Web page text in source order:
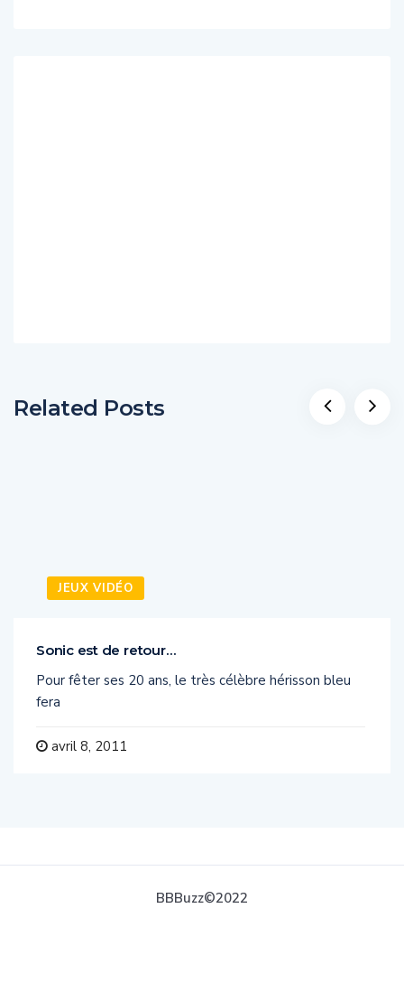
Related Posts
JEUX VIDÉO
Sonic est de retour…
Pour fêter ses 20 ans, le très célèbre hérisson bleu
fera
avril 8, 2011
BBBuzz©2022